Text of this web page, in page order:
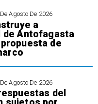
Agosto De 2026
a
de Antofagasta
de
Agosto De 2026
del